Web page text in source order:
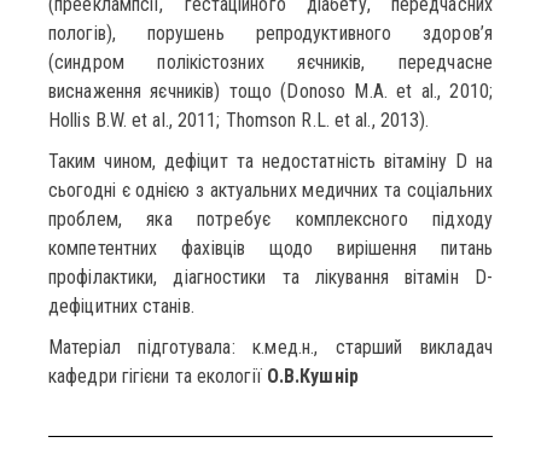
пологів), порушень репродуктивного здоров’я
(синдром полікістозних яєчників, передчасне
виснаження яєчників) тощо (Donoso M.A. et al., 2010;
Hollis B.W. et al., 2011; Thomson R.L. et al., 2013).
Таким чином, дефіцит та недостатність вітаміну D на
сьогодні є однією з актуальних медичних та соціальних
проблем, яка потребує комплексного підходу
компетентних фахівців щодо вирішення питань
профілактики, діагностики та лікування вітамін D-
дефіцитних станів.
Матеріал підготувала: к.мед.н., старший викладач
кафедри гігієни та екології О.В.Кушнір